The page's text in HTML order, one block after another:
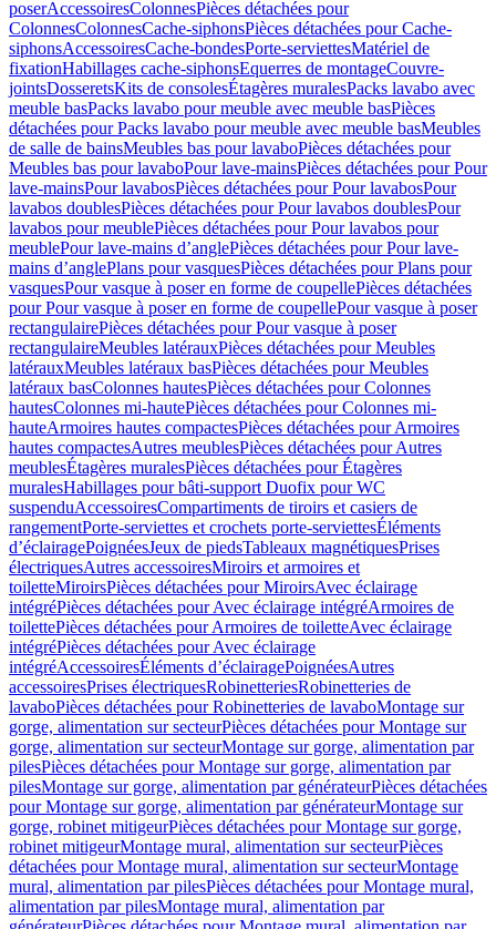
poserAccessoiresColonnesPièces détachées pour
ColonnesColonnesCache-siphonsPièces détachées pour Cache-
siphonsAccessoiresCache-bondesPorte-serviettesMatériel de
fixationHabillages cache-siphonsEquerres de montageCouvre-
jointsDosseretsKits de consolesÉtagères muralesPacks lavabo avec
meuble basPacks lavabo pour meuble avec meuble basPièces
détachées pour Packs lavabo pour meuble avec meuble basMeubles
de salle de bainsMeubles bas pour lavaboPièces détachées pour
Meubles bas pour lavaboPour lave-mainsPièces détachées pour Pour
lave-mainsPour lavabosPièces détachées pour Pour lavabosPour
lavabos doublesPièces détachées pour Pour lavabos doublesPour
lavabos pour meublePièces détachées pour Pour lavabos pour
meublePour lave-mains d’anglePièces détachées pour Pour lave-
mains d’anglePlans pour vasquesPièces détachées pour Plans pour
vasquesPour vasque à poser en forme de coupellePièces détachées
pour Pour vasque à poser en forme de coupellePour vasque à poser
rectangulairePièces détachées pour Pour vasque à poser
rectangulaireMeubles latérauxPièces détachées pour Meubles
latérauxMeubles latéraux basPièces détachées pour Meubles
latéraux basColonnes hautesPièces détachées pour Colonnes
hautesColonnes mi-hautePièces détachées pour Colonnes mi-
hauteArmoires hautes compactesPièces détachées pour Armoires
hautes compactesAutres meublesPièces détachées pour Autres
meublesÉtagères muralesPièces détachées pour Étagères
muralesHabillages pour bâti-support Duofix pour WC
suspenduAccessoiresCompartiments de tiroirs et casiers de
rangementPorte-serviettes et crochets porte-serviettesÉléments
d’éclairagePoignéesJeux de piedsTableaux magnétiquesPrises
électriquesAutres accessoiresMiroirs et armoires et
toiletteMiroirsPièces détachées pour MiroirsAvec éclairage
intégréPièces détachées pour Avec éclairage intégréArmoires de
toilettePièces détachées pour Armoires de toiletteAvec éclairage
intégréPièces détachées pour Avec éclairage
intégréAccessoiresÉléments d’éclairagePoignéesAutres
accessoiresPrises électriquesRobinetteriesRobinetteries de
lavaboPièces détachées pour Robinetteries de lavaboMontage sur
gorge, alimentation sur secteurPièces détachées pour Montage sur
gorge, alimentation sur secteurMontage sur gorge, alimentation par
pilesPièces détachées pour Montage sur gorge, alimentation par
pilesMontage sur gorge, alimentation par générateurPièces détachées
pour Montage sur gorge, alimentation par générateurMontage sur
gorge, robinet mitigeurPièces détachées pour Montage sur gorge,
robinet mitigeurMontage mural, alimentation sur secteurPièces
détachées pour Montage mural, alimentation sur secteurMontage
mural, alimentation par pilesPièces détachées pour Montage mural,
alimentation par pilesMontage mural, alimentation par